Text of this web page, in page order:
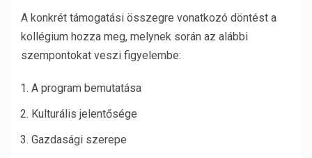
A konkrét támogatási összegre vonatkozó döntést a
kollégium hozza meg, melynek során az alábbi
szempontokat veszi figyelembe:
A program bemutatása
Kulturális jelentősége
Gazdasági szerepe